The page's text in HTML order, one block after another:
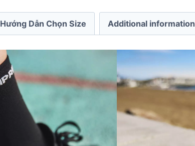
Hướng Dẫn Chọn Size Additional information